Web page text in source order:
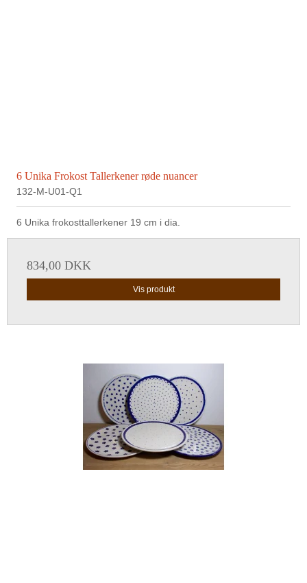
6 Unika Frokost Tallerkener røde nuancer
132-M-U01-Q1
6 Unika frokosttallerkener 19 cm i dia.
834,00 DKK
Vis produkt